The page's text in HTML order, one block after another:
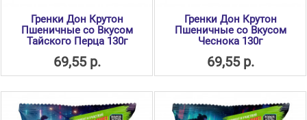
Гренки Дон Крутон
Пшеничные со Вкусом
Тайского Перца 130г
69,55 р.
Гренки Дон Крутон
Пшеничные со Вкусом
Чеснока 130г
69,55 р.